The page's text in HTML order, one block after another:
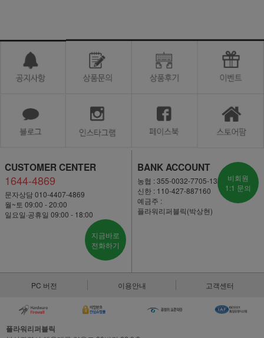
CUSTOMER CENTER
1644-4869
문자상담 010-4407-4869
월~토 09:00 - 20:00
일요일·공휴일 09:00 - 18:00
지금바로
전화하기
BANK ACCOUNT
농협 : 355-0032-7705-13
신한 : 110-427-887160
예금주 :
플라워리퍼블릭(박상현)
비회원
1:1 문의
PC 버전 이용안내 고객센터
플라워리퍼블릭